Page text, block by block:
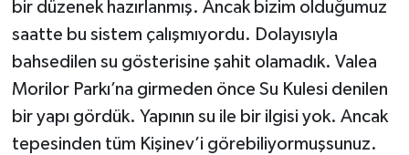
bir düzenek hazırlanmış. Ancak bizim olduğumuz
saatte bu sistem çalışmıyordu. Dolayısıyla
bahsedilen su gösterisine şahit olamadık. Valea
Morilor Parkı’na girmeden önce Su Kulesi denilen
bir yapı gördük. Yapının su ile bir ilgisi yok. Ancak
tepesinden tüm Kişinev’i görebiliyormuşsunuz.